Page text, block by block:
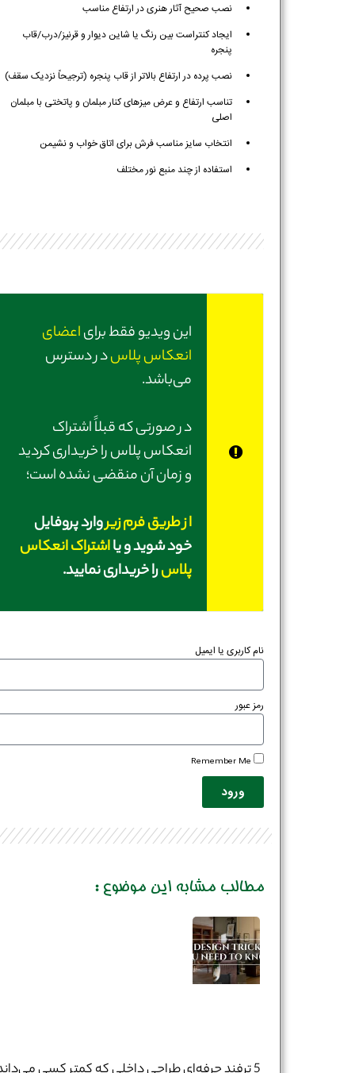
نصب صحیح آثار هنری در ارتفاع مناسب
ایجاد کنتراست بین رنگ یا شاین دیوار و قرنیز/درب/قاب
پنجره
نصب پرده در ارتفاع بالاتر از قاب پنجره (ترجیحاً نزدیک سقف)
تناسب ارتفاع و عرض میزهای کنار مبلمان و پاتختی با مبلمان
اصلی
انتخاب سایز مناسب فرش برای اتاق خواب و نشیمن
استفاده از چند منبع نور مختلف
این ویدیو فقط برایاعضای
انعکاس پلاسدر دسترس
می‌باشد.
در صورتی‌ که قبلاً اشتراک
انعکاس پلاس را خریداری کردید
و زمان آن منقضی نشده است؛
از طریق فرم زیروارد پروفایل
خود شوید و یااشتراک انعکاس
پلاسرا خریداری نمایید.
نام کاربری یا ایمیل
رمز عبور
Remember Me
ورود
مطالب مشابه این موضوع :